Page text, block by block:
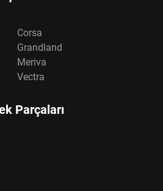
Corsa
Grandland
Meriva
Vectra
Parçaları